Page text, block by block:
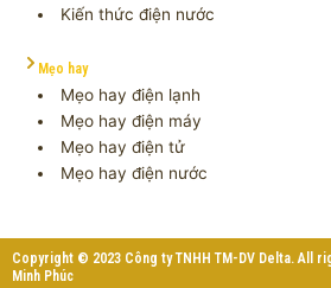
Kiến thức điện nước
Mẹo hay
Mẹo hay điện lạnh
Mẹo hay điện máy
Mẹo hay điện tử
Mẹo hay điện nước
Copyright © 2023 Công ty TNHH TM-DV Delta. All
Minh Phúc